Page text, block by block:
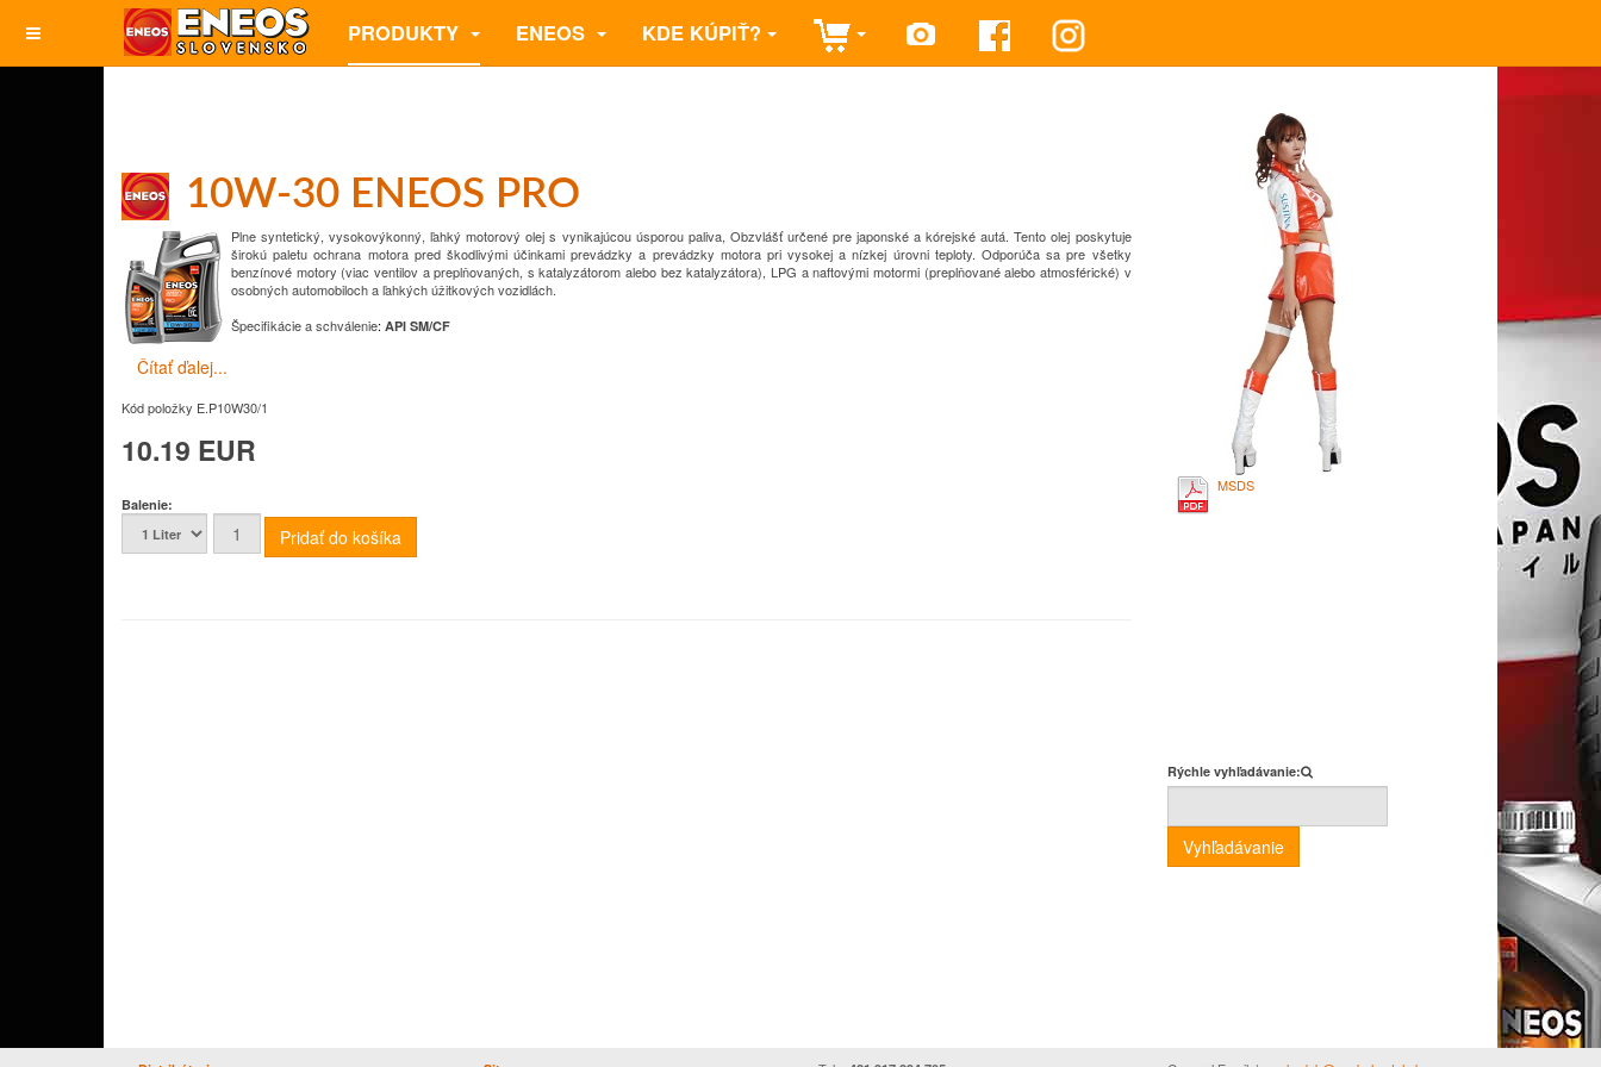
PRODUKTY ENEOS KDE KÚPIŤ?
10W-30 ENEOS PRO
Plne syntetický, vysokovýkonný, ľahký motorový olej s vynikajúcou úsporou paliva, Obzvlášť určené pre japonské a kórejské autá. Tento olej poskytuje
širokú paletu ochrana motora pred škodlivými účinkami prevádzky a prevádzky motora pri vysokej a nízkej úrovni teploty. Odporúča sa pre všetky
benzínové motory (viac ventilov a preplňovaných, s katalyzátorom alebo bez katalyzátora), LPG a naftovými motormi (preplňované alebo atmosférické) v
osobných automobiloch a ľahkých úžitkových vozidlách.
Špecifikácie a schválenie: API SM/CF
Čítať ďalej...
Kód položky E.P10W30/1
10.19 EUR
Balenie:
MSDS
Rýchle vyhľadávanie:
Vyhľadávanie